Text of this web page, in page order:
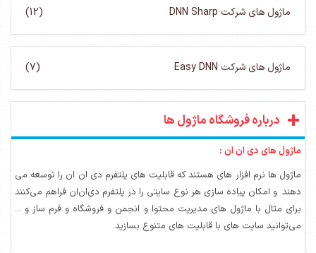
ماژول های شرکت DNN Sharp (12)
ماژول های شرکت Easy DNN (7)
درباره فروشگاه ماژول ها
ماژول های دی ان ان :
ماژول ها نرم افزار های هستند که قابلیت های پلتفرم دی ان ان را توسعه می
دهند. و امکان پیاده سازی هر نوع سایتی را در پلتفرم دی‌ان‌ان فراهم می‌کنند
برای مثال با ماژول های مدیریت محتوا و انجمن و فروشگاه و فرم ساز و ...
می‌توانید سایت های با قابلیت های متنوع بسازید.